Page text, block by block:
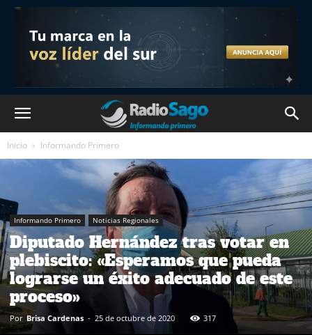
Inicio Informando Primero
Informando Primero Noticias Regionales
Diputado Hernández tras votar en
plebiscito: «Esperamos que pueda
lograrse un éxito adecuado de este
proceso»
Por Brisa Cardenas - 25 de octubre de 2020 317